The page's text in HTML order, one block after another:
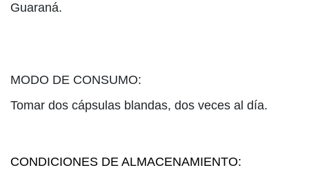
Guaraná.
MODO DE CONSUMO:
Tomar dos cápsulas blandas, dos veces al día.
CONDICIONES DE ALMACENAMIENTO: